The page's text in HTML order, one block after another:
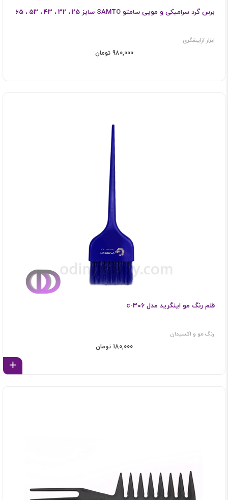
برس گرد سرامیکی و مویی سامتو SAMTO سایز 25 ، 32 ، 43 ، 53 ، 65
ابزار آرایشگری
980,000 تومان
قلم رنگ مو اینگرید مدل c-306
رنگ مو و اکسیدان
180,000 تومان